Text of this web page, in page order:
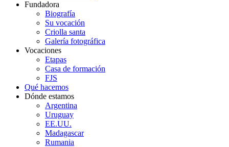
Fundadora
Biografía
Su vocación
Criolla santa
Galería fotográfica
Vocaciones
Etapas
Casa de formación
FJS
Qué hacemos
Dónde estamos
Argentina
Uruguay
EE.UU.
Madagascar
Rumania